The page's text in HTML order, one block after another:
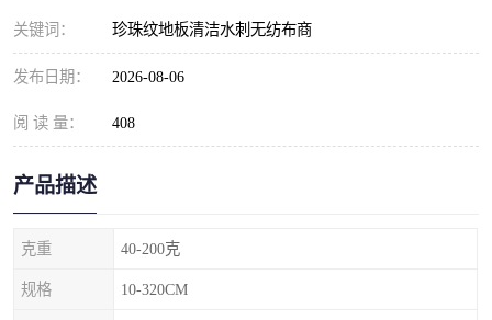
关键词： 珍珠纹地板清洁水刺无纺布商
发布日期： 2026-08-06
阅 读 量： 408
产品描述
克重 40-200克
规格 10-320CM